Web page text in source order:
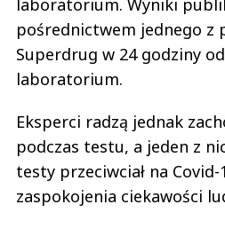
pośrednictwem jednego z
Superdrug w 24 godziny
laboratorium.
Eksperci radzą jednak
podczas testu, a jeden z
testy przeciwciał na
zaspokojenia ciekawości